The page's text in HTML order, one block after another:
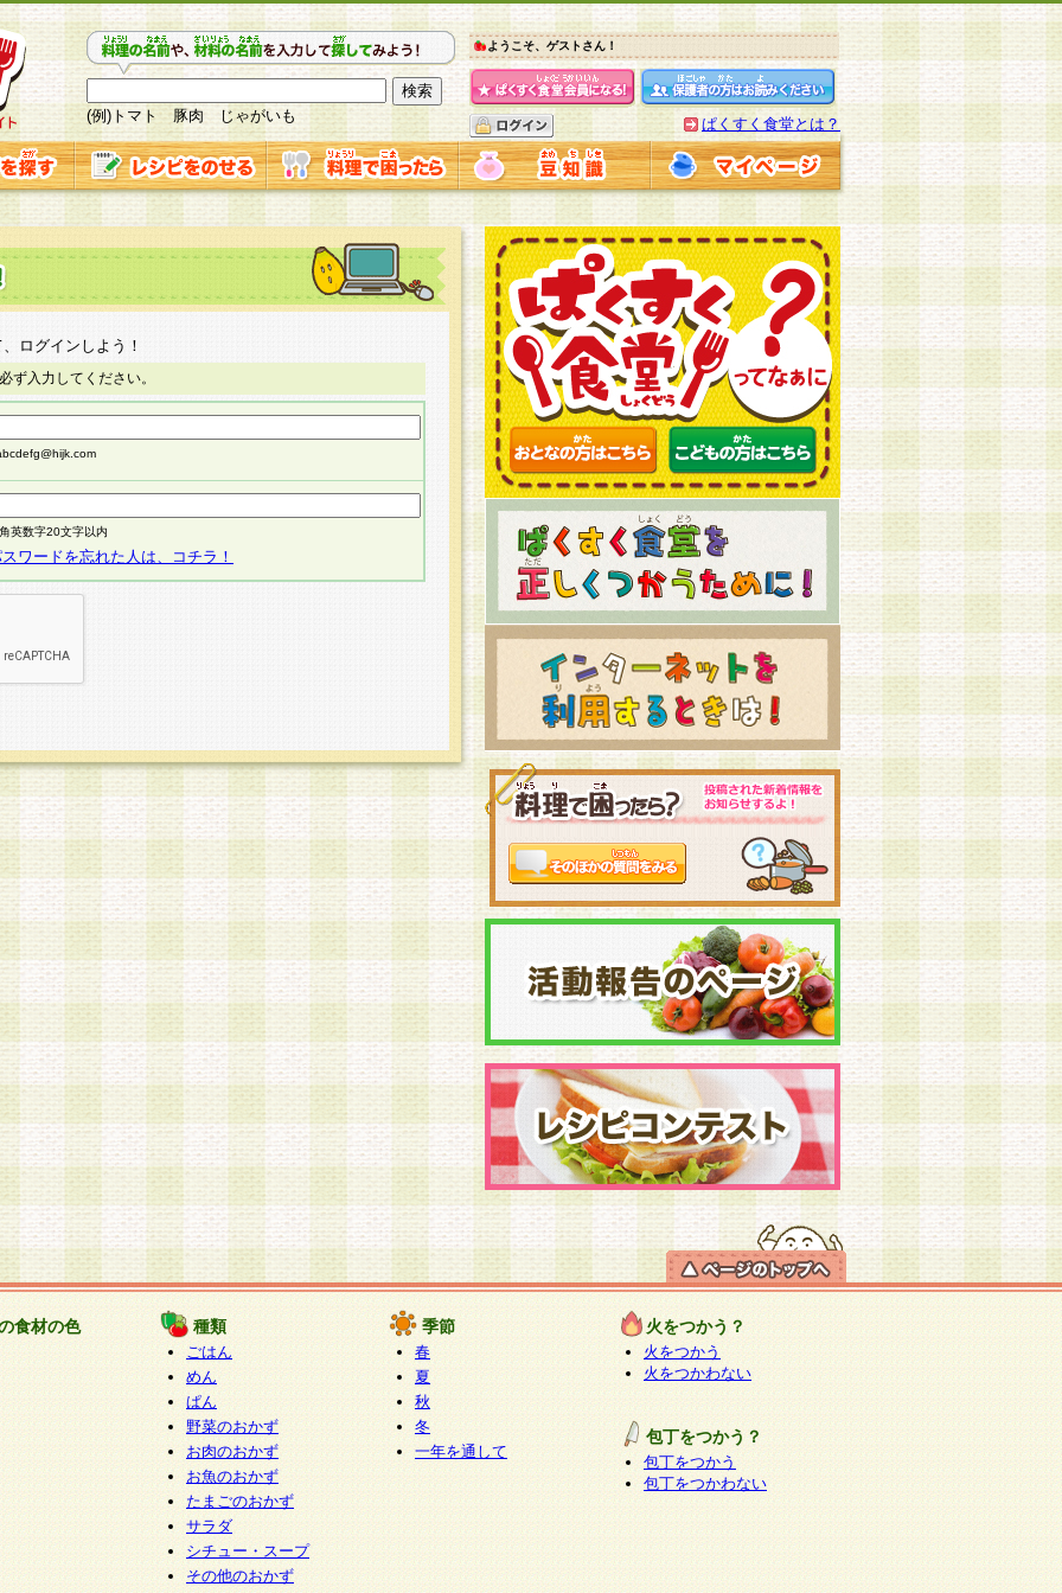
(例)トマト 豚肉 じゃがいも
ようこそ、ゲストさん！
ぱくすく食堂とは？
ログインしよう！
ず入力してください。
英数字20文字以内
ワードを忘れた人は、コチラ！
食材の色 種類
ごはん
めん
ぱん
野菜のおかず
お肉のおかず
お魚のおかず
たまごのおかず
サラダ
シチュー・スープ
その他のおかず
季節
春
夏
秋
冬
一年を通して
火をつかう？
火をつかう
火をつかわない
包丁をつかう？
包丁をつかう
包丁をつかわない